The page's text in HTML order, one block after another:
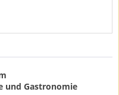
und Gastronomie